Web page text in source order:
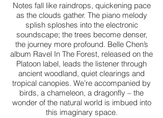
Notes fall like raindrops, quickening pace
as the clouds gather. The piano melody
splish sploshes into the electronic
soundscape; the trees become denser,
the journey more profound. Belle Chen’s
album Ravel In The Forest, released on the
Platoon label, leads the listener through
ancient woodland, quiet clearings and
tropical canopies. We’re accompanied by
birds, a chameleon, a dragonfly – the
wonder of the natural world is imbued into
this imaginary space.